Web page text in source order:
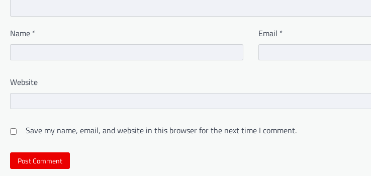
Name * Email *
Website
Save my name, email, and website in this browser for the next time I comment.